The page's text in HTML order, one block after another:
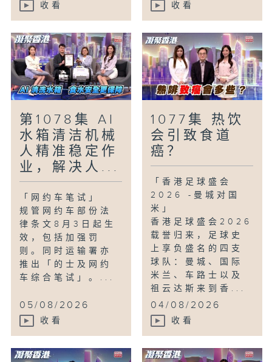
收看 收看
第1078集 AI
水箱清洁机械
人精准稳定作
业，解决人...
「网约车笔试」
规管网约车部份法
律条文8月3日起生
效，包括加强罚
则。同时运输署亦
推出「的士及网约
车综合笔试」。...
05/08/2026
收看
1077集 热饮
会引致食道
癌？
「香港足球盛会
2026 -曼城对国
米」
香港足球盛会2026
载誉归来，足球史
上享负盛名的四支
球队：曼城、国际
米兰、车路士以及
祖云达斯来到香...
04/08/2026
收看